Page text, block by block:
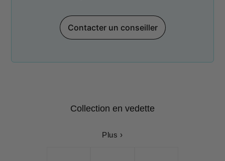
Contacter un conseiller
Collection en vedette
Plus ›